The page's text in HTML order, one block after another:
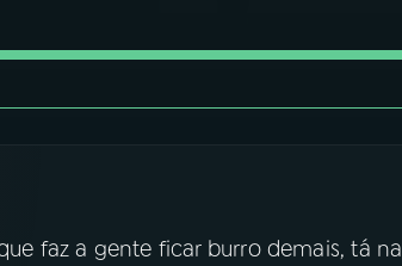
faz a gente ficar burro demais, tá na